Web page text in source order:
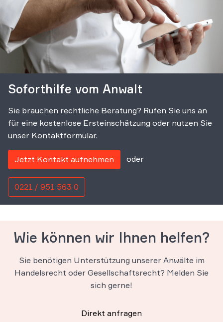
Soforthilfe vom Anwalt
Sie brauchen rechtliche Beratung? Rufen Sie uns an
für eine kostenlose Ersteinschätzung oder nutzen Sie
unser Kontaktformular.
Jetzt Kontakt aufnehmen oder
0221 / 951 563 0
Wie können wir Ihnen helfen?
Sie benötigen Unterstützung unserer Anwälte im
Handelsrecht oder Gesellschaftsrecht? Melden Sie
sich gerne!
Direkt anfragen